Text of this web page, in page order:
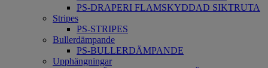
PS-DRAPERI FLAMSKYDDAD SIKTRUTA
Stripes
PS-STRIPES
Bullerdämpande
PS-BULLERDÄMPANDE
Upphängningar